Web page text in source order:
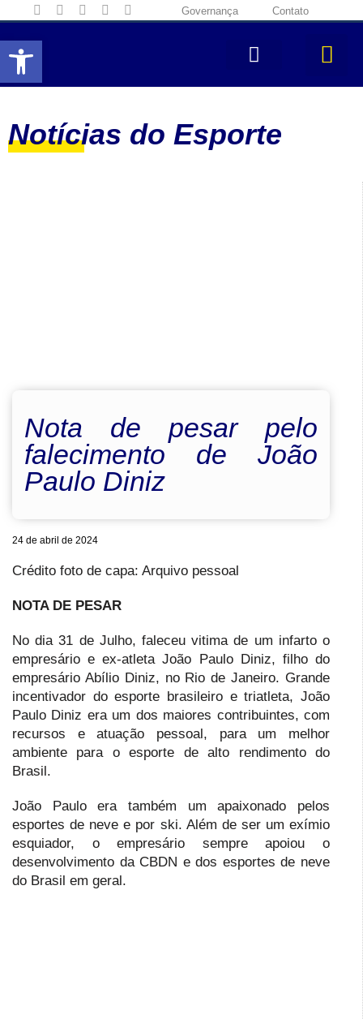
Abrir a barra de ferramentas
Governança Contato
Notícias do Esporte
Nota de pesar pelo
falecimento de João
Paulo Diniz
24 de abril de 2024
Crédito foto de capa: Arquivo pessoal
NOTA DE PESAR
No dia 31 de Julho, faleceu vitima de um infarto o
empresário e ex-atleta João Paulo Diniz, filho do
empresário Abílio Diniz, no Rio de Janeiro. Grande
incentivador do esporte brasileiro e triatleta, João
Paulo Diniz era um dos maiores contribuintes, com
recursos e atuação pessoal, para um melhor
ambiente para o esporte de alto rendimento do
Brasil.
João Paulo era também um apaixonado pelos
esportes de neve e por ski. Além de ser um exímio
esquiador, o empresário sempre apoiou o
desenvolvimento da CBDN e dos esportes de neve
do Brasil em geral.